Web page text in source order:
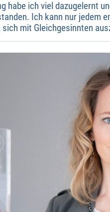
habe ich viel dazugelernt
Ich kann nur jedem
mit Gleichgesinnten